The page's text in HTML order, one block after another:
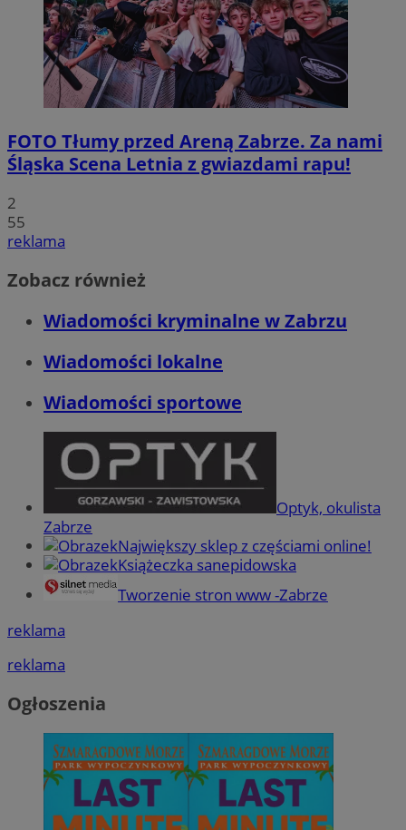
FOTO Tłumy przed Areną Zabrze. Za nami
Śląska Scena Letnia z gwiazdami rapu!
2
55
reklama
Zobacz również
Wiadomości kryminalne w Zabrzu
Wiadomości lokalne
Wiadomości sportowe
Optyk, okulista
Zabrze
Największy sklep z częściami online!
Książeczka sanepidowska
Tworzenie stron www -Zabrze
reklama
reklama
Ogłoszenia